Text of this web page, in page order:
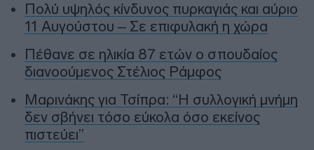
Πολύ υψηλός κίνδυνος πυρκαγιάς και αύριο
11 Αυγούστου – Σε επιφυλακή η χώρα
Πέθανε σε ηλικία 87 ετών ο σπουδαίος
διανοούμενος Στέλιος Ράμφος
Μαρινάκης για Τσίπρα: “Η συλλογική μνήμη
δεν σβήνει τόσο εύκολα όσο εκείνος
πιστεύει”